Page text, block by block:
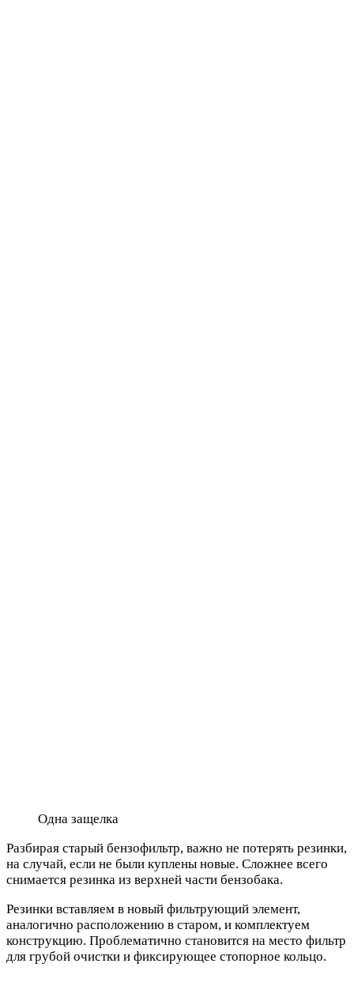
Одна защелка
Разбирая старый бензофильтр, важно не потерять резинки,
на случай, если не были куплены новые. Сложнее всего
снимается резинка из верхней части бензобака.
Резинки вставляем в новый фильтрующий элемент,
аналогично расположению в старом, и комплектуем
конструкцию. Проблематично становится на место фильтр
для грубой очистки и фиксирующее стопорное кольцо.